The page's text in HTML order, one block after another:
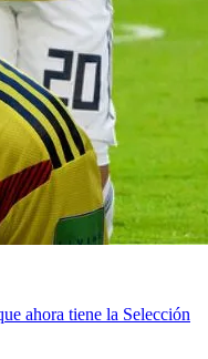
ahora tiene la Selección